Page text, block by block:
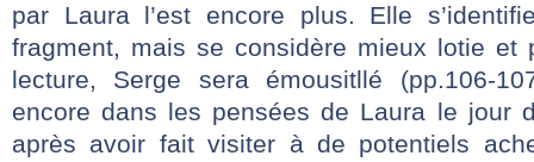
par Laura l’est encore plus. Elle
fragment, mais se considère mieux lotie et
lecture, Serge sera émousitllé (pp.106-
encore dans les pensées de Laura le jour
après avoir fait visiter à de potentiels